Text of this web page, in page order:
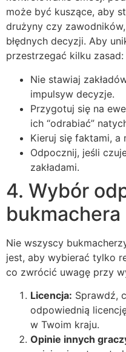
może być kuszące, aby
drużyny czy
błędnych decyzji. Aby
przestrzegać kilku zasad:
Nie stawiaj
impulsyw decyzje.
Przygotuj się na
ich “odrabiać”
Kieruj się faktami, a
Odpocznij, jeśli
zakładami.
4. Wybór
bukmachera
Nie wszyscy
jest, aby wybierać tylko
co zwrócić uwagę przy
Licencja: Sprawdź,
odpowiednią
w Twoim kraju.
Opinie innych